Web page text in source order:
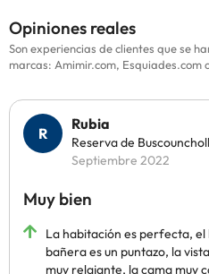
Opiniones reales
Son experiencias de clientes que se
marcas: Amimir.com, Esquiades.com
Rubia
Reserva de
Septiembre 2022
Muy bien
La habitación es perfecta,
bañera es un puntazo, la
muy relajante, la cama muy